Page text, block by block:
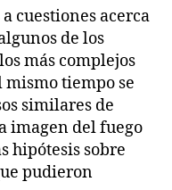
cuestiones acerca
de los
más complejos
tiempo se
similares de
imagen del fuego
hipótesis sobre
pudieron